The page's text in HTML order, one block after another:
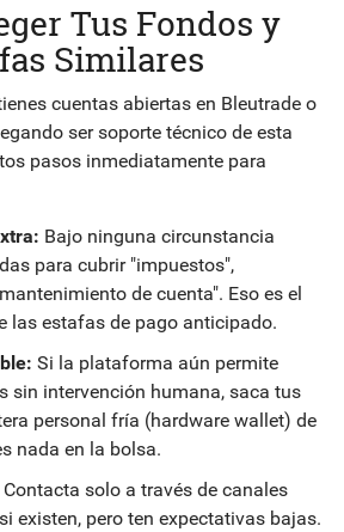
Tus Fondos y
Similares
cuentas abiertas en Bleutrade o
ser soporte técnico de esta
pasos inmediatamente para
Bajo ninguna circunstancia
para cubrir "impuestos",
de cuenta". Eso es el
las estafas de pago anticipado.
Si la plataforma aún permite
sin intervención humana, saca tus
personal fría (hardware wallet) de
nada en la bolsa.
Contacta solo a través de canales
existen, pero ten expectativas bajas.